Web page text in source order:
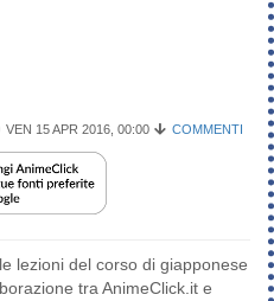
VEN 15 APR 2016, 00:00 COMMENTI
lezioni del corso di giapponese
tra AnimeClick.it e